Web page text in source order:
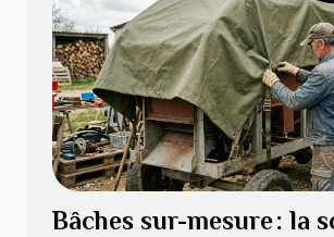
Bâches sur-mesure : la